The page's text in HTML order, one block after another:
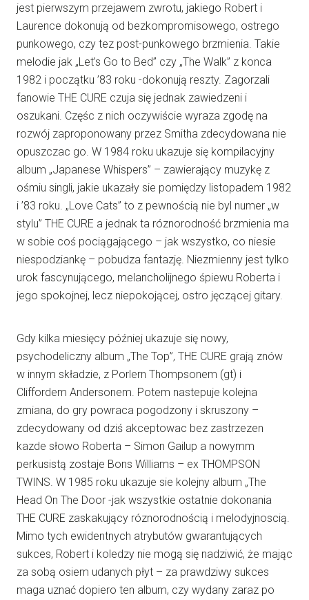
jest pierwszym przejawem zwrotu, jakiego Robert i
Laurence dokonują od bezkompromisowego, ostrego
punkowego, czy tez post-punkowego brzmienia. Takie
melodie jak „Let’s Go to Bed” czy „The Walk” z konca
1982 i początku ’83 roku -dokonują reszty. Zagorzali
fanowie THE CURE czuja się jednak zawiedzeni i
oszukani. Częśc z nich oczywiście wyraza zgodę na
rozwój zaproponowany przez Smitha zdecydowana nie
opuszczac go. W 1984 roku ukazuje się kompilacyjny
album „Japanese Whispers” – zawierający muzykę z
ośmiu singli, jakie ukazały sie pomiędzy listopadem 1982
i ’83 roku. „Love Cats” to z pewnością nie byl numer „w
stylu” THE CURE a jednak ta róznorodność brzmienia ma
w sobie coś pociągającego – jak wszystko, co niesie
niespodziankę – pobudza fantazję. Niezmienny jest tylko
urok fascynującego, melancholijnego śpiewu Roberta i
jego spokojnej, lecz niepokojącej, ostro jęczącej gitary.
Gdy kilka miesięcy później ukazuje się nowy,
psychodeliczny album „The Top”, THE CURE grają znów
w innym składzie, z Porlern Thompsonem (gt) i
Cliffordem Andersonem. Potem nastepuje kolejna
zmiana, do gry powraca pogodzony i skruszony –
zdecydowany od dziś akceptowac bez zastrzezen
kazde słowo Roberta – Simon Gailup a nowymm
perkusistą zostaje Bons Williams – ex THOMPSON
TWINS. W 1985 roku ukazuje sie kolejny album „The
Head On The Door -jak wszystkie ostatnie dokonania
THE CURE zaskakujący róznorodnością i melodyjnoscią.
Mimo tych ewidentnych atrybutów gwarantujących
sukces, Robert i koledzy nie mogą się nadziwić, że mając
za sobą osiem udanych płyt – za prawdziwy sukces
maga uznać dopiero ten album, czy wydany zaraz po